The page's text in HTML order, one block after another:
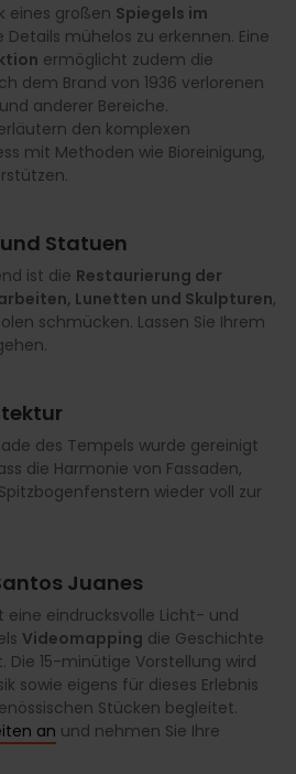
eines großen Spiegels im
Details mühelos zu erkennen. Eine
ermöglicht zudem die
dem Brand von 1936 verlorenen
anderer Bereiche.
den komplexen
mit Methoden wie Bioreinigung,
Statuen
ist die Restaurierung der
Lunetten und Skulpturen,
schmücken. Lassen Sie Ihrem
des Tempels wurde gereinigt
die Harmonie von Fassaden,
wieder voll zur
Juanes
eine eindrucksvolle Licht- und
Videomapping die Geschichte
Die 15-minütige Vorstellung wird
sowie eigens für dieses Erlebnis
Stücken begleitet.
an und nehmen Sie Ihre